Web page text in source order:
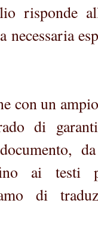
risponde
con un
di
ai testi
di